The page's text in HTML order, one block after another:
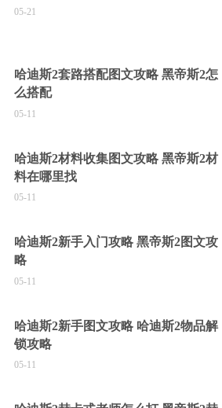
05-21
哈迪斯2套路搭配图文攻略 黑帝斯2怎
么搭配
05-11
哈迪斯2材料收集图文攻略 黑帝斯2材
料在哪里找
05-11
哈迪斯2新手入门攻略 黑帝斯2图文攻
略
05-11
哈迪斯2新手图文攻略 哈迪斯2物品解
锁攻略
05-11